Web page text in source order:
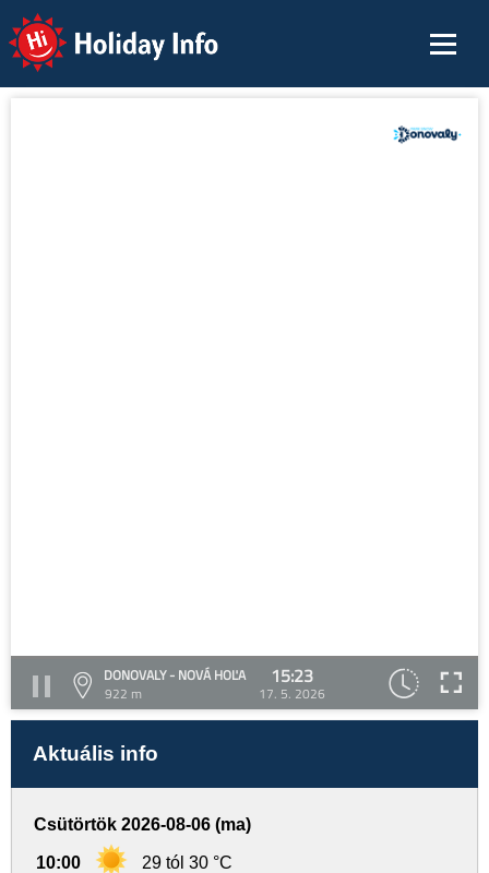
Holiday Info
DONOVALY - NOVÁ HOĽA
922 m
15:23
17. 5. 2026
Aktuális info
Csütörtök 2026-08-06 (ma)
10:00 29 tól 30 °C